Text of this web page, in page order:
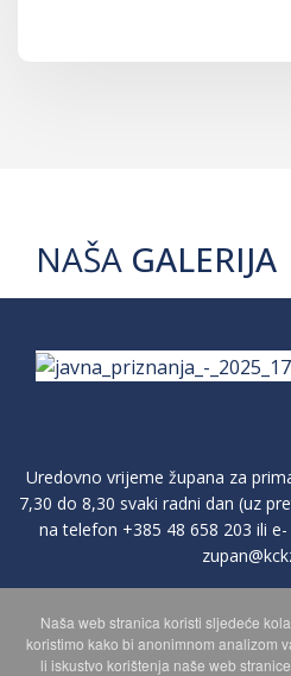
NAŠA GALERIJA
Uredovno vrijeme župana za
7,30 do 8,30 svaki radni dan (uz
na telefon +385 48 658 203 ili
POLITIKA ZAŠTITE
Naša web stranica koristi sljedeće
koristimo kako bi anonimnom analizom
li iskustvo korištenja naše web